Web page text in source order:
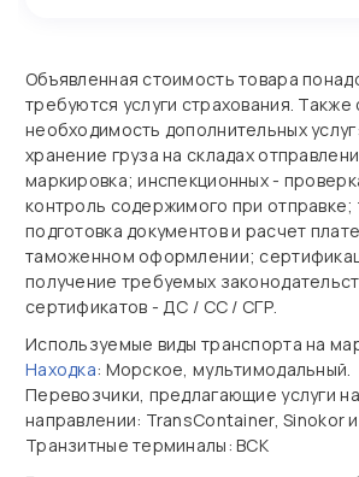
Объявленная стоимость товара
требуются услуги страхования. Также
необходимость дополнительных
хранение груза на складах
маркировка; инспекционных -
контроль содержимого при
подготовка документов и расчет
таможенном оформлении;
получение требуемых
сертификатов - ДС / СС / СГР.
Используемые виды транспорта на
Находка: Морское, мультимодальный.
Перевозчики, предлагающие услуги
направлении: TransContainer, Sinokor
Транзитные терминалы: ВСК